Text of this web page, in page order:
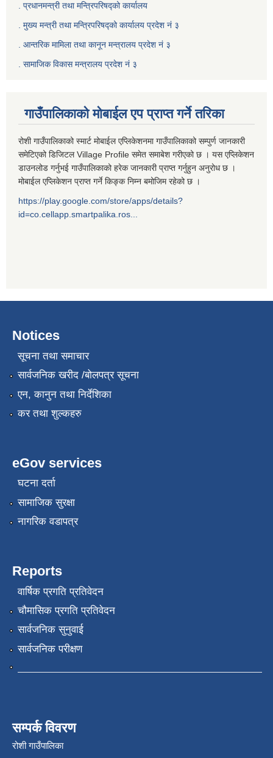
. प्रधानमन्त्री तथा मन्त्रिपरिषद्को कार्यालय
. मुख्य मन्त्री तथा मन्त्रिपरिषद्को कार्यालय प्रदेश नं ३
. आन्तरिक मामिला तथा कानून मन्त्रालय प्रदेश नं ३
‍. सामाजिक विकास मन्त्रालय प्रदेश नं ३
गाउँपालिकाको मोबाईल एप प्राप्त गर्ने तरिका
रोशी गाउँपालिकाको स्मार्ट मोबाईल एप्लिकेशनमा गाउँपालिकाको सम्पुर्ण जानकारी
समेटिएको डिजिटल Village Profile समेत समाबेश गरीएको छ । यस एप्लिकेशन
डाउनलोड गर्नुभई गाउँपालिकाको हरेक जानकारी प्राप्त गर्नुहुन अनुरोध छ ।
मोबाईल एप्लिकेशन प्राप्त गर्ने किङ्क निम्न बमोजिम रहेको छ ।
https://play.google.com/store/apps/details?
id=co.cellapp.smartpalika.ros...
Notices
सूचना तथा समाचार
सार्वजनिक खरीद /बोलपत्र सूचना
एन, कानुन तथा निर्देशिका
कर तथा शुल्कहरु
eGov services
घटना दर्ता
सामाजिक सुरक्षा
नागरिक वडापत्र
Reports
वार्षिक प्रगति प्रतिवेदन
चौमासिक प्रगति प्रतिवेदन
सार्वजनिक सुनुवाई
सार्वजनिक परीक्षण
सम्पर्क विवरण
रोशी गाउँपालिका